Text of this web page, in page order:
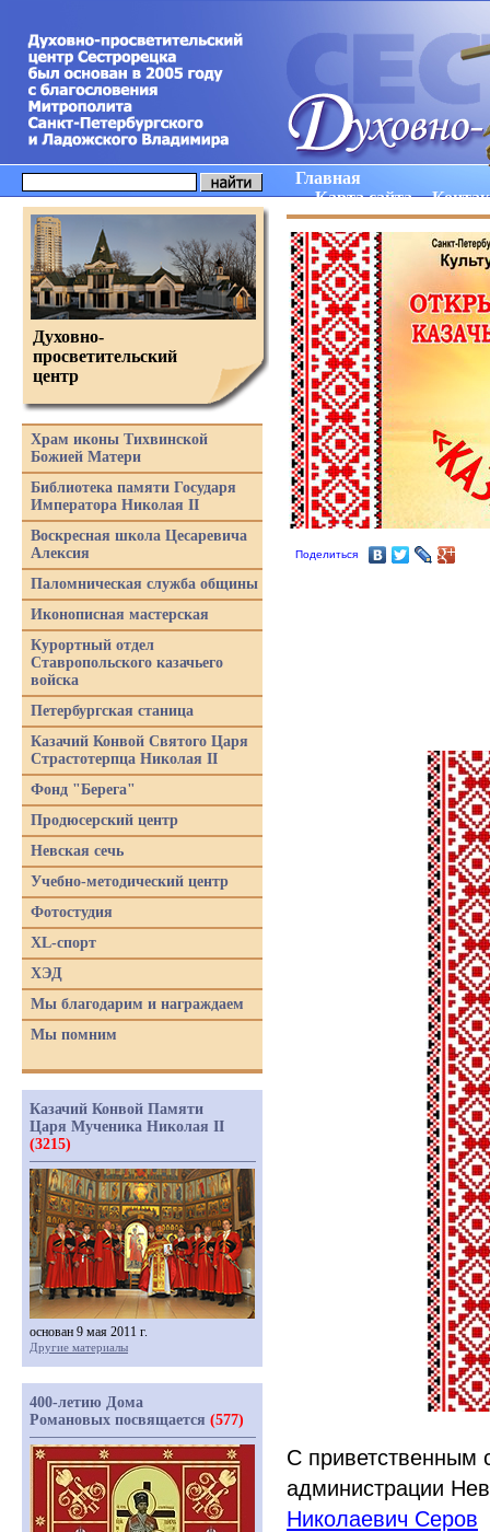
Главная
Карта сайта
Поделиться
С приветственным
администрации
Николаевич Серов
Духовно-
просветительский
центр
Храм иконы Тихвинской
Божией Матери
Библиотека памяти Государя
Императора Николая II
Воскресная школа Цесаревича
Алексия
Паломническая служба общины
Иконописная мастерская
Курортный отдел
Ставропольского казачьего
войска
Петербургская станица
Казачий Конвой Святого Царя
Страстотерпца Николая II
Фонд "Берега"
Продюсерский центр
Невская сечь
Учебно-методический центр
Фотостудия
XL-спорт
ХЭД
Мы благодарим и награждаем
Мы помним
Казачий Конвой Памяти
Царя Мученика Николая II
(3215)
основан 9 мая 2011 г.
Другие материалы
400-летию Дома
Романовых посвящается (577)